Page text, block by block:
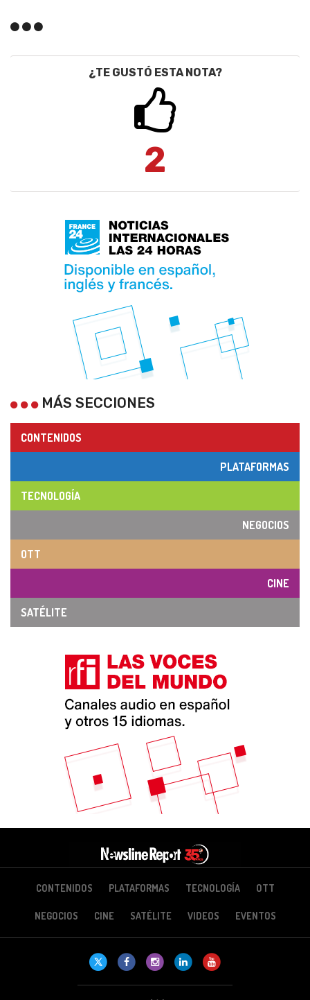
¿TE GUSTÓ ESTA NOTA?
2
MÁS SECCIONES
CONTENIDOS
PLATAFORMAS
TECNOLOGÍA
NEGOCIOS
OTT
CINE
SATÉLITE
CONTENIDOS PLATAFORMAS TECNOLOGÍA OTT
NEGOCIOS CINE SATÉLITE VIDEOS EVENTOS